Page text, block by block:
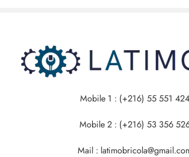
Mobile 1 : (+216) 55 551 424
Mobile 2 : (+216) 53 356
Mail :